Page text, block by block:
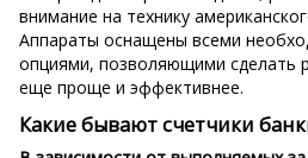
внимание на технику
Аппараты оснащены всеми
опциями, позволяющими сделать
еще проще и эффективнее.
Какие бывают счетчики